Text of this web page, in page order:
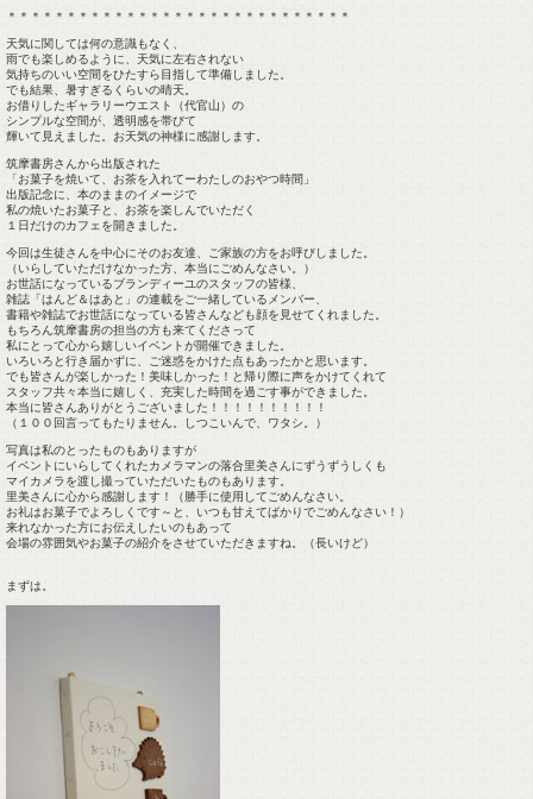
＊＊＊＊＊＊＊＊＊＊＊＊＊＊＊＊＊＊＊＊＊＊＊＊＊＊＊＊＊
天気に関しては何の意識もなく、
雨でも楽しめるように、天気に左右されない
気持ちのいい空間をひたすら目指して準備しました。
でも結果、暑すぎるくらいの晴天。
お借りしたギャラリーウエスト（代官山）の
シンプルな空間が、透明感を帯びて
輝いて見えました。お天気の神様に感謝します。
筑摩書房さんから出版された
「お菓子を焼いて、お茶を入れてーわたしのおやつ時間」
出版記念に、本のままのイメージで
私の焼いたお菓子と、お茶を楽しんでいただく
１日だけのカフェを開きました。
今回は生徒さんを中心にそのお友達、ご家族の方をお呼びしました。
（いらしていただけなかった方、本当にごめんなさい。）
お世話になっているブランディーユのスタッフの皆様、
雑誌「はんど＆はあと」の連載をご一緒しているメンバー、
書籍や雑誌でお世話になっている皆さんなども顔を見せてくれました。
もちろん筑摩書房の担当の方も来てくださって
私にとって心から嬉しいイベントが開催できました。
いろいろと行き届かずに、ご迷惑をかけた点もあったかと思います。
でも皆さんが楽しかった！美味しかった！と帰り際に声をかけてくれて
スタッフ共々本当に嬉しく、充実した時間を過ごす事ができました。
本当に皆さんありがとうございました！！！！！！！！！！
（１００回言ってもたりません。しつこいんで、ワタシ。）
写真は私のとったものもありますが
イベントにいらしてくれたカメラマンの落合里美さんにずうずうしくも
マイカメラを渡し撮っていただいたものもあります。
里美さんに心から感謝します！（勝手に使用してごめんなさい。
お礼はお菓子でよろしくです～と、いつも甘えてばかりでごめんなさい！）
来れなかった方にお伝えしたいのもあって
会場の雰囲気やお菓子の紹介をさせていただきますね。（長いけど）
まずは。